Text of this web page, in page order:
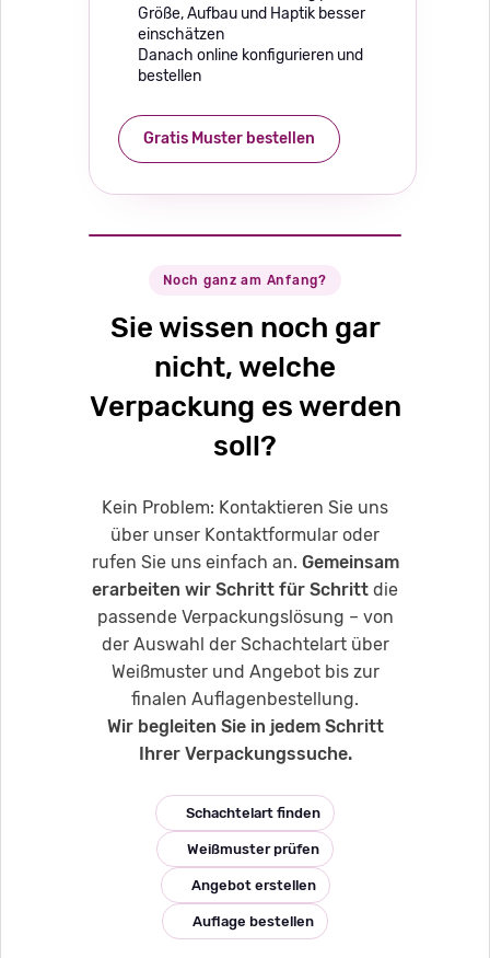
Größe, Aufbau und Haptik besser
einschätzen
Danach online konfigurieren und
bestellen
Gratis Muster bestellen
Noch ganz am Anfang?
Sie wissen noch gar
nicht, welche
Verpackung es werden
soll?
Kein Problem: Kontaktieren Sie uns
über unser Kontaktformular oder
rufen Sie uns einfach an. Gemeinsam
erarbeiten wir Schritt für Schritt die
passende Verpackungslösung – von
der Auswahl der Schachtelart über
Weißmuster und Angebot bis zur
finalen Auflagenbestellung.
Wir begleiten Sie in jedem Schritt
Ihrer Verpackungssuche.
Schachtelart finden
Weißmuster prüfen
Angebot erstellen
Auflage bestellen